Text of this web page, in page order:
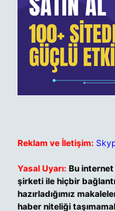
Reklam ve İletişim:
Yasal Uyarı: Bu
şirketi ile hiçbir
hazırladığımız
haber niteliği